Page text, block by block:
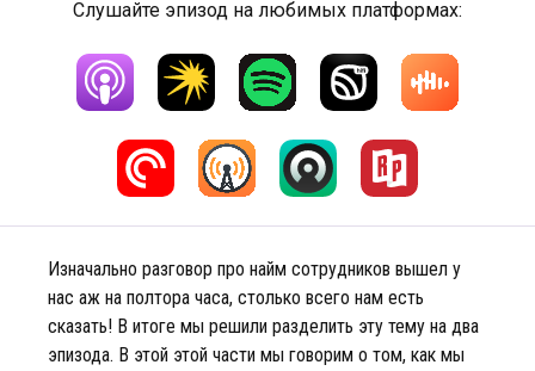
Слушайте эпизод на любимых платформах:
Изначально разговор про найм сотрудников вышел у
нас аж на полтора часа, столько всего нам есть
сказать! В итоге мы решили разделить эту тему на два
эпизода. В этой этой части мы говорим о том, как мы